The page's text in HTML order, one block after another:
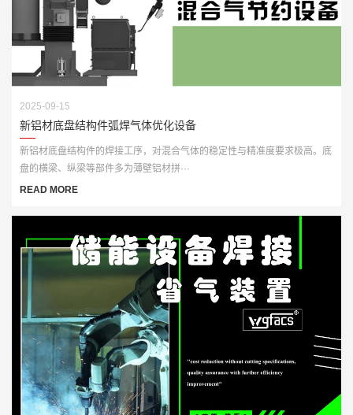
2025-09-15
新铝材底盘结构件弧焊气体优化设备
新铝材底盘结构件的焊接工序，对混合气体的稳定性与精准度要求极高。底
盘的横梁、纵梁等部件多为薄壁铝材拼···
READ MORE